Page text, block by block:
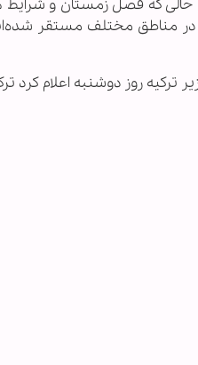
حالی که فصل زمستان و
در مناطق مختلف مستقر
روز دوشنبه اعلام کرد